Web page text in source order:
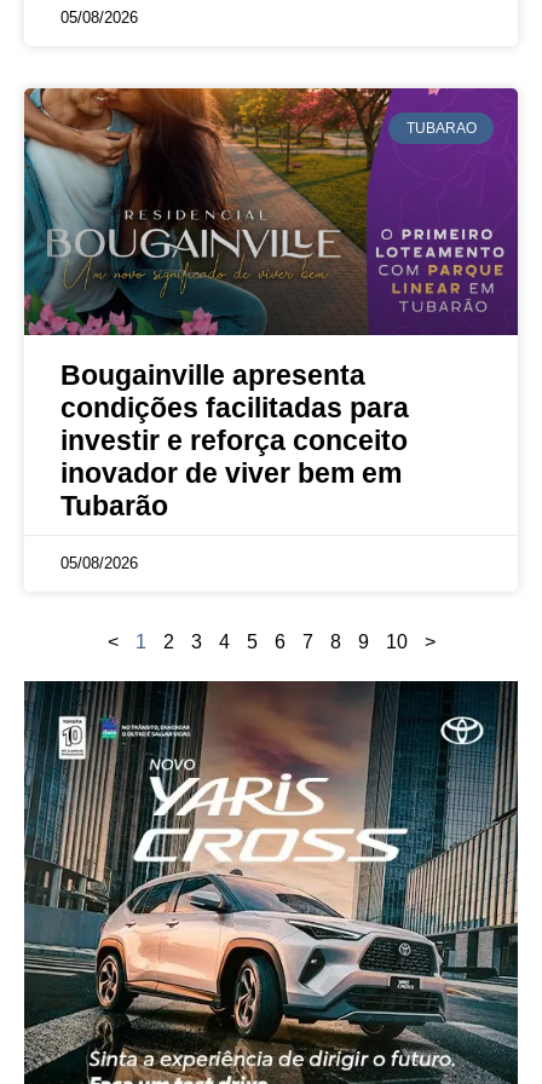
05/08/2026
TUBARAO
Bougainville apresenta
condições facilitadas para
investir e reforça conceito
inovador de viver bem em
Tubarão
05/08/2026
< 1 2 3 4 5 6 7 8 9 10 >